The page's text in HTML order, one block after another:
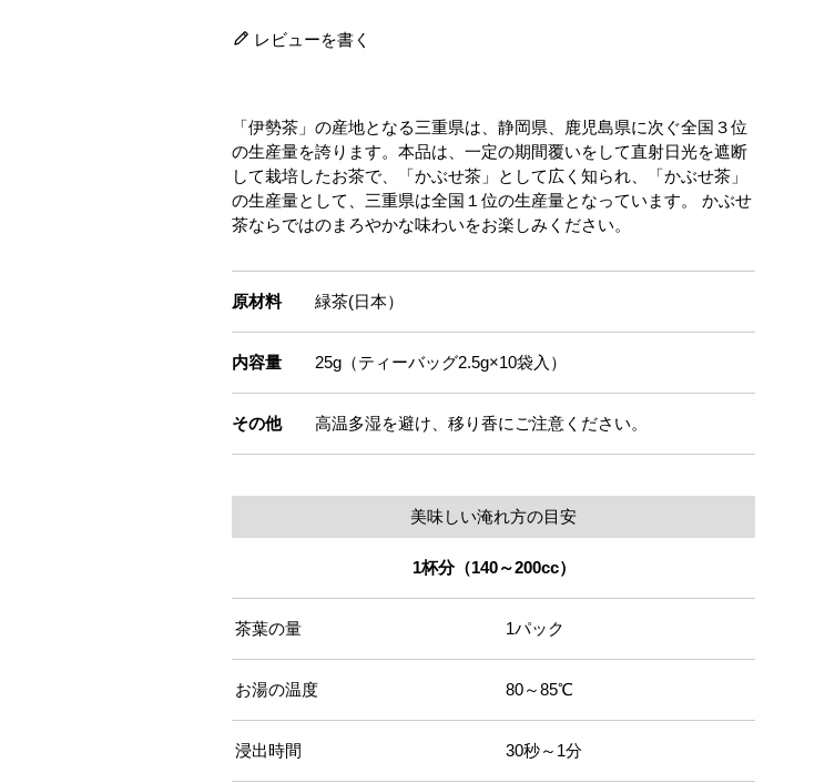
レビューを書く
「伊勢茶」の産地となる三重県は、静岡県、鹿児島県に次ぐ全国３位
の生産量を誇ります。本品は、一定の期間覆いをして直射日光を遮断
して栽培したお茶で、「かぶせ茶」として広く知られ、「かぶせ茶」
の生産量として、三重県は全国１位の生産量となっています。 かぶせ
茶ならではのまろやかな味わいをお楽しみください。
原材料 緑茶(日本）
内容量 25g（ティーバッグ2.5g×10袋入）
その他 高温多湿を避け、移り香にご注意ください。
美味しい淹れ方の目安
1杯分（140～200cc）
茶葉の量 1パック
お湯の温度 80～85℃
浸出時間 30秒～1分